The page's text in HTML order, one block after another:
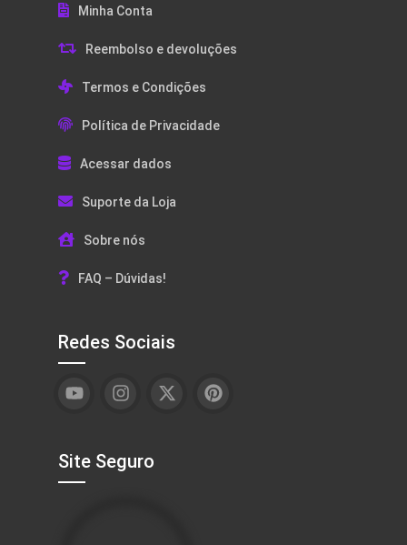
Minha Conta
Reembolso e devoluções
Termos e Condições
Política de Privacidade
Acessar dados
Suporte da Loja
Sobre nós
FAQ – Dúvidas!
Redes Sociais
Site Seguro